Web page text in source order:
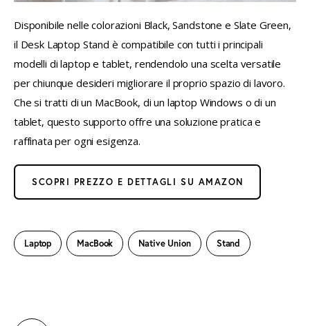
Disponibile nelle colorazioni Black, Sandstone e Slate Green,
il Desk Laptop Stand è compatibile con tutti i principali
modelli di laptop e tablet, rendendolo una scelta versatile
per chiunque desideri migliorare il proprio spazio di lavoro.
Che si tratti di un MacBook, di un laptop Windows o di un
tablet, questo supporto offre una soluzione pratica e
raffinata per ogni esigenza.
SCOPRI PREZZO E DETTAGLI SU AMAZON
Laptop MacBook Native Union Stand